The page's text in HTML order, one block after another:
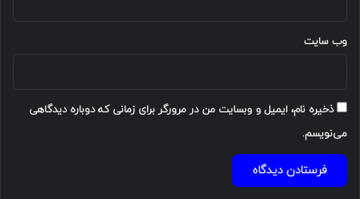
وب‌ سایت
ذخیره نام، ایمیل و وبسایت من در مرورگر برای زمانی که دوباره دیدگاهی
می‌نویسم.